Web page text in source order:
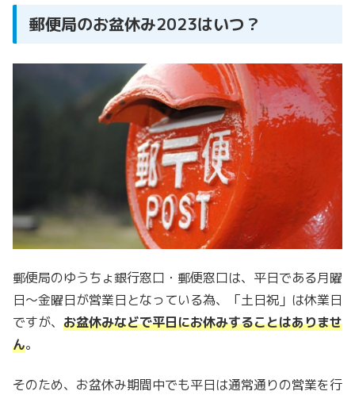
郵便局のお盆休み2023はいつ？
郵便局のゆうちょ銀行窓口・郵便窓口は、平日である月曜
日～金曜日が営業日となっている為、「土日祝」は休業日
ですが、 お盆休みなどで平日にお休みすることはありませ
ん。
そのため、お盆休み期間中でも平日は通常通りの営業を行